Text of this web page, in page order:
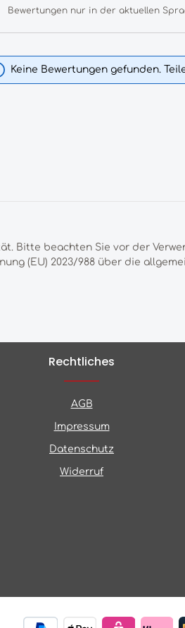
Bewertungen nur in der aktuellen
Keine Bewertungen gefunden.
Bitte beachten Sie vor der
(EU) 2023/988 über die
Rechtliches
AGB
Impressum
Datenschutz
Widerruf